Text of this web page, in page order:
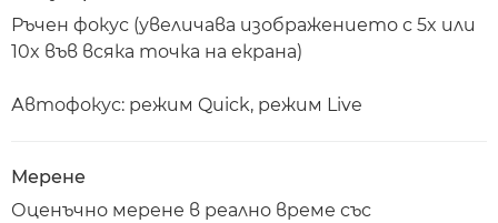
Ръчен фокус (увеличава изображението с 5x или
10x във всяка точка на екрана)
Автофокус: режим Quick, режим Live
Мерене
Оценъчно мерене в реално време със